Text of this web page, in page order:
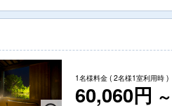
1名様料金 ( 2名様1室利用時 )
60,060円 ～